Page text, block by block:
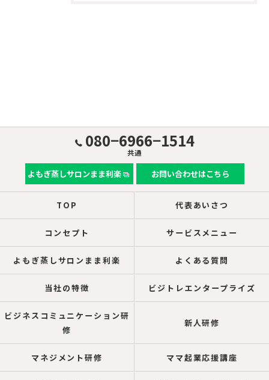
080−6966−1514
共通
よもぎ蒸しサロンまま利楽 お問い合わせはこちら
TOP 代表あいさつ
コンセプト サービスメニュー
よもぎ蒸しサロンまま利楽 よくある質問
当社の特徴 ビジトレエンタープライズ
ビジネスコミュニケーション研
修
新人研修
マネジメント研修 ママ起業応援講座